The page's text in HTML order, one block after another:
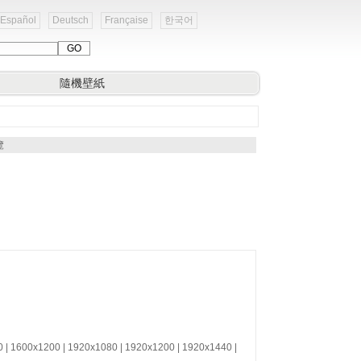
Español Deutsch Française 한국어
隨機壁紙
1600x1200 | 1920x1080 | 1920x1200 | 1920x1440 |